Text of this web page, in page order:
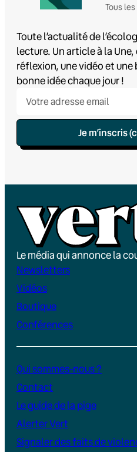
Tous
Toute l’actualité de
lecture. Un article à la
réflexion, une vidéo et
bonne idée chaque jour !
Je m’inscris
Le média qui annonce la
Newsletters
Vidéos
Boutique
Conférences
Qui sommes-nous ?
Contact
Le guide de la pige
Alerter Vert
Signaler des faits de